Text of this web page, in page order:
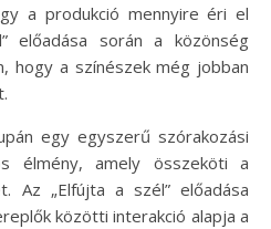
a produkció mennyire éri el
előadása során a közönség
hogy a színészek még jobban
egy egyszerű szórakozási
élmény, amely összeköti a
Az „Elfújta a szél” előadása
közötti interakció alapja a